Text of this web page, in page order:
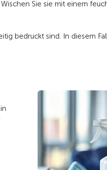
Sie sie mit einem
bedruckt sind. In diesem